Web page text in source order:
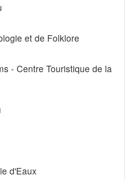
et de Folklore
- Centre Touristique de la
d'Eaux